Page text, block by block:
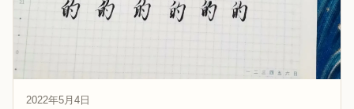
2022年5月4日